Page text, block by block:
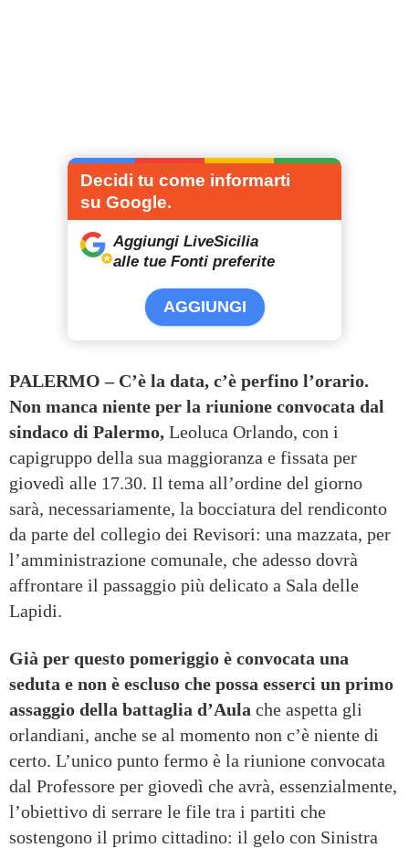
Decidi tu come informarti
su Google.
Aggiungi LiveSicilia
alle tue Fonti preferite
AGGIUNGI
PALERMO – C’è la data, c’è perfino l’orario.
Non manca niente per la riunione convocata dal
sindaco di Palermo, Leoluca Orlando, con i
capigruppo della sua maggioranza e fissata per
giovedì alle 17.30. Il tema all’ordine del giorno
sarà, necessariamente, la bocciatura del rendiconto
da parte del collegio dei Revisori: una mazzata, per
l’amministrazione comunale, che adesso dovrà
affrontare il passaggio più delicato a Sala delle
Lapidi.
Già per questo pomeriggio è convocata una
seduta e non è escluso che possa esserci un primo
assaggio della battaglia d’Aula che aspetta gli
orlandiani, anche se al momento non c’è niente di
certo. L’unico punto fermo è la riunione convocata
dal Professore per giovedì che avrà, essenzialmente,
l’obiettivo di serrare le file tra i partiti che
sostengono il primo cittadino: il gelo con Sinistra